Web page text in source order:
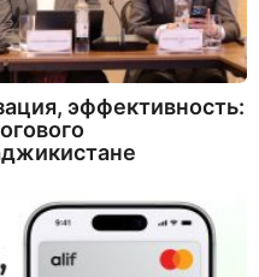
эффективность: